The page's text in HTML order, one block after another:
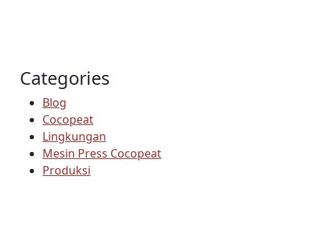
Categories
Blog
Cocopeat
Lingkungan
Mesin Press Cocopeat
Produksi